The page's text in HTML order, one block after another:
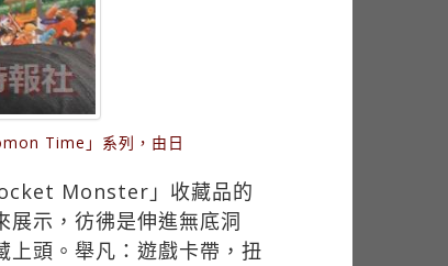
Time」系列，由日
Monster」收藏品的
示，彷彿是伸進無底洞
上頭。舉凡：遊戲卡帶，扭